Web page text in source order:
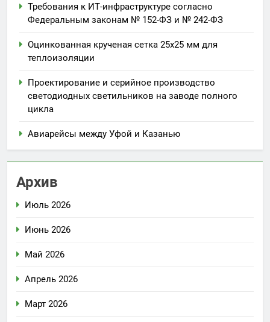
Требования к ИТ-инфраструктуре согласно
Федеральным законам № 152-ФЗ и № 242-ФЗ
Оцинкованная крученая сетка 25х25 мм для
теплоизоляции
Проектирование и серийное производство
светодиодных светильников на заводе полного
цикла
Авиарейсы между Уфой и Казанью
Архив
Июль 2026
Июнь 2026
Май 2026
Апрель 2026
Март 2026